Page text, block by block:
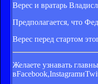
Верес и вратарь
Предполагается, что
Верес перед стартом
Желаете узнавать
вFacebook,Instagramи